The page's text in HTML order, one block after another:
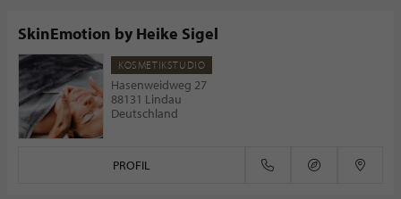
SkinEmotion by Heike Sigel
KOSMETIKSTUDIO
Hasenweidweg 27
88131 Lindau
Deutschland
PROFIL